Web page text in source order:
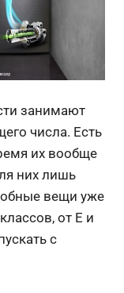
занимают
числа. Есть
их вообще
них лишь
вещи уже
от Е и
с